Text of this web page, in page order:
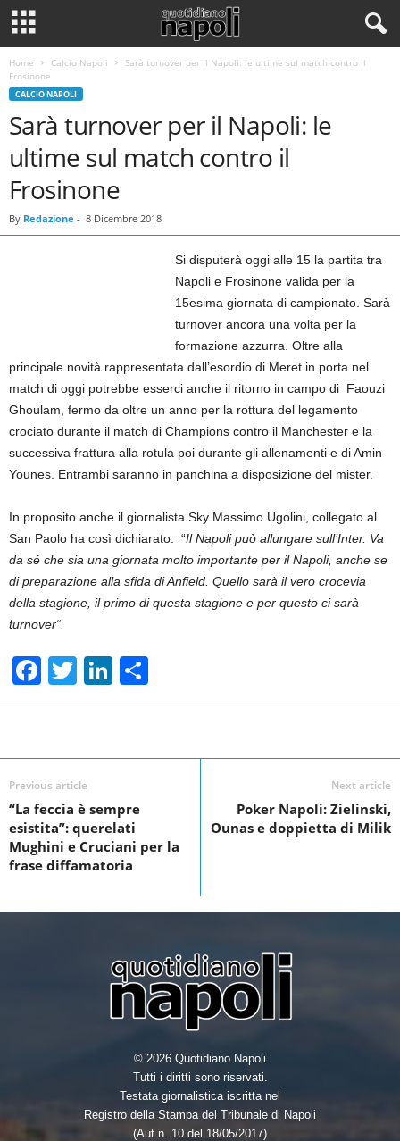
Home Calcio Napoli
Sarà turnover per il Napoli: le ultime sul match contro il
Frosinone
CALCIO NAPOLI
Sarà turnover per il Napoli: le
ultime sul match contro il
Frosinone
By Redazione - 8 Dicembre 2018
Si disputerà oggi alle 15 la partita tra
Napoli e Frosinone valida per la
15esima giornata di campionato. Sarà
turnover ancora una volta per la
formazione azzurra. Oltre alla
principale novità rappresentata dall’esordio di Meret in porta nel
match di oggi potrebbe esserci anche il ritorno in campo di Faouzi
Ghoulam, fermo da oltre un anno per la rottura del legamento
crociato durante il match di Champions contro il Manchester e la
successiva frattura alla rotula poi durante gli allenamenti e di Amin
Younes. Entrambi saranno in panchina a disposizione del mister.
In proposito anche il giornalista Sky Massimo Ugolini, collegato al
San Paolo ha così dichiarato: “Il Napoli può allungare sull’Inter. Va
da sé che sia una giornata molto importante per il Napoli, anche se
di preparazione alla sfida di Anfield. Quello sarà il vero crocevia
della stagione, il primo di questa stagione e per questo ci sarà
turnover”.
F
a
e
b
o
o
k
T
wi
er
Li
n
e
n
h
e
Previous article
“La feccia è sempre
esistita”: querelati
Mughini e Cruciani per la
frase diffamatoria
Next article
Poker Napoli: Zielinski,
Ounas e doppietta di Milik
© 2026 Quotidiano Napoli
Tutti i diritti sono riservati.
Testata giornalistica iscritta nel
Registro della Stampa del Tribunale di Napoli
(Aut.n. 10 del 18/05/2017)